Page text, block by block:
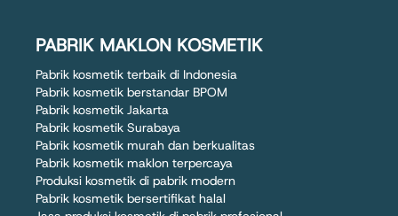
PABRIK MAKLON KOSMETIK
Pabrik kosmetik terbaik di Indonesia
Pabrik kosmetik berstandar BPOM
Pabrik kosmetik Jakarta
Pabrik kosmetik Surabaya
Pabrik kosmetik murah dan berkualitas
Pabrik kosmetik maklon terpercaya
Produksi kosmetik di pabrik modern
Pabrik kosmetik bersertifikat halal